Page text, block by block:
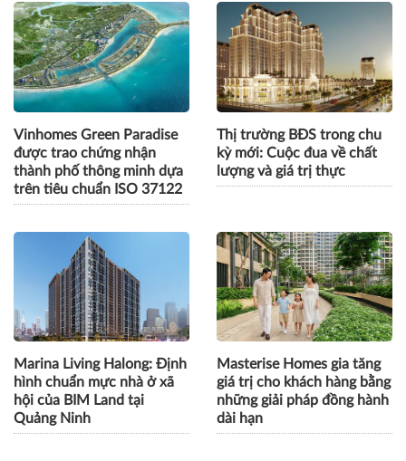
Vinhomes Green Paradise
được trao chứng nhận
thành phố thông minh dựa
trên tiêu chuẩn ISO 37122
Thị trường BĐS trong chu
kỳ mới: Cuộc đua về chất
lượng và giá trị thực
Marina Living Halong: Định
hình chuẩn mực nhà ở xã
hội của BIM Land tại
Quảng Ninh
Masterise Homes gia tăng
giá trị cho khách hàng bằng
những giải pháp đồng hành
dài hạn